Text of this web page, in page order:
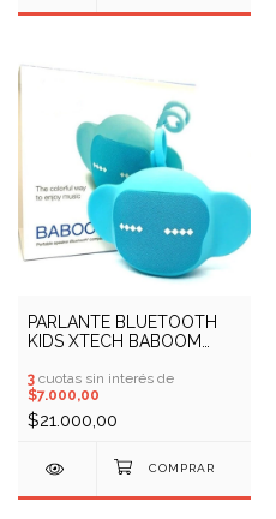
PARLANTE BLUETOOTH
KIDS XTECH BABOOM
3 cuotas sin interés de
$7.000,00
$21.000,00